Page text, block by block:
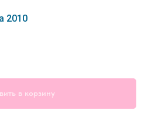
2010
в корзину